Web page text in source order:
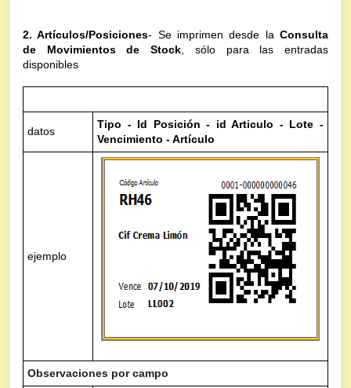
2. Artículos/Posiciones- Se imprimen desde laConsulta
de Movimientos de Stock , sólo para las entradas
disponibles
datos
Tipo - Id Posición - id Articulo - Lote -
Vencimiento - Artículo
ejemplo
Observaciones por campo